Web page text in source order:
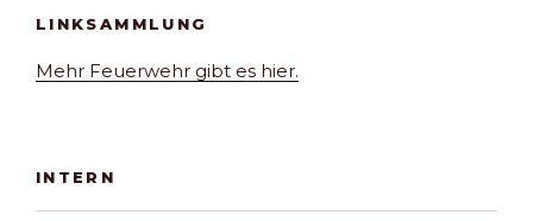
LINKSAMMLUNG
Mehr Feuerwehr gibt es hier.
INTERN